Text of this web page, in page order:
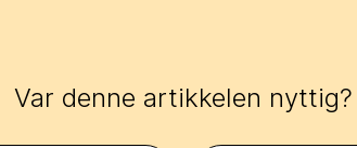
Var denne artikkelen nyttig?